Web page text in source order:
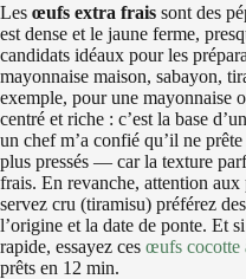
Les œufs extra frais sont des
est dense et le jaune ferme,
candidats idéaux pour les
mayonnaise maison, sabayon,
exemple, pour une mayonnaise
centré et riche : c’est la base
un chef m’a confié qu’il ne
plus pressés — car la texture
frais. En revanche, attention
servez cru (tiramisu) préférez
l’origine et la date de ponte. Et
rapide, essayez ces œufs cocotte
prêts en 12 min.